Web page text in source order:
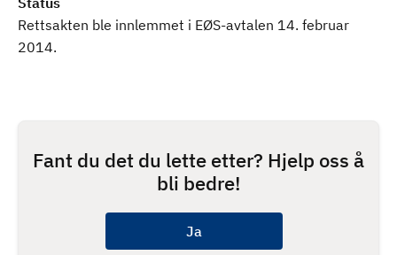
Rettsakten ble innlemmet i EØS-avtalen 14. februar
2014.
Fant du det du lette etter? Hjelp oss å
bli bedre!